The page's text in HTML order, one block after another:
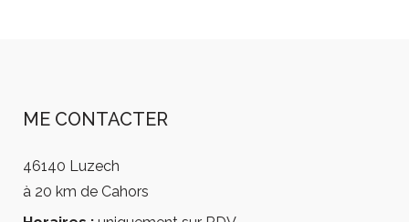
ME CONTACTER
46140 Luzech
à 20 km de Cahors